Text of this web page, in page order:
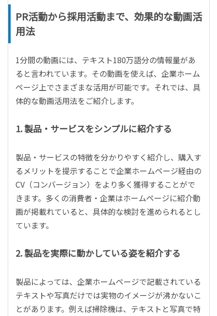
PR活動から採用活動まで、効果的な動画活
用法
1分間の動画には、テキスト180万語分の情報量があ
ると言われています。その動画を使えば、企業ホーム
ページ上でさまざまな活用が可能です。それでは、具
体的な動画活用法をご紹介します。
1. 製品・サービスをシンプルに紹介する
製品・サービスの特徴を分かりやすく紹介し、購入す
るメリットを提示することで企業ホームページ経由の
CV（コンバージョン）をより多く獲得することがで
きます。多くの消費者・企業はホームページに紹介動
画が掲載れていると、具体的な検討を進められるとし
ています。
2. 製品を実際に動かしている姿を紹介する
製品によっては、企業ホームページで記載されている
テキストや写真だけでは実物のイメージが沸かないこ
とがあります。例えば掃除機は、テキストと写真で特